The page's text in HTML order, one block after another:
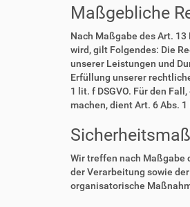
Maßgebliche
Nach Maßgabe des Art.
wird, gilt Folgendes: Die
unserer Leistungen und
Erfüllung unserer
1 lit. f DSGVO. Für den
machen, dient Art. 6 Abs.
Wir treffen nach Maßgabe
der Verarbeitung sowie
organisatorische